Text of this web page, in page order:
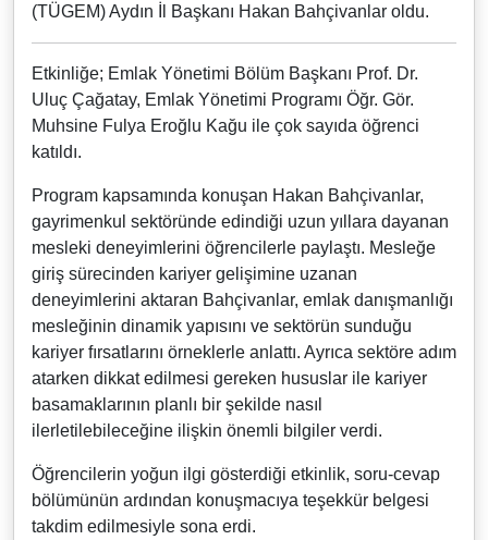
(TÜGEM) Aydın İl Başkanı Hakan Bahçivanlar oldu.
Etkinliğe; Emlak Yönetimi Bölüm Başkanı Prof. Dr.
Uluç Çağatay, Emlak Yönetimi Programı Öğr. Gör.
Muhsine Fulya Eroğlu Kağu ile çok sayıda öğrenci
katıldı.
Program kapsamında konuşan Hakan Bahçivanlar,
gayrimenkul sektöründe edindiği uzun yıllara dayanan
mesleki deneyimlerini öğrencilerle paylaştı. Mesleğe
giriş sürecinden kariyer gelişimine uzanan
deneyimlerini aktaran Bahçivanlar, emlak danışmanlığı
mesleğinin dinamik yapısını ve sektörün sunduğu
kariyer fırsatlarını örneklerle anlattı. Ayrıca sektöre adım
atarken dikkat edilmesi gereken hususlar ile kariyer
basamaklarının planlı bir şekilde nasıl
ilerletilebileceğine ilişkin önemli bilgiler verdi.
Öğrencilerin yoğun ilgi gösterdiği etkinlik, soru-cevap
bölümünün ardından konuşmacıya teşekkür belgesi
takdim edilmesiyle sona erdi.